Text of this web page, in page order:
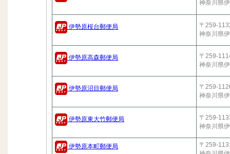
神奈川県
伊勢原桜台郵便局
〒259-
神奈川県
伊勢原高森郵便局
〒259-
神奈川県
伊勢原沼目郵便局
〒259-
神奈川県
伊勢原東大竹郵便局
〒259-
神奈川県
伊勢原本町郵便局
〒259-